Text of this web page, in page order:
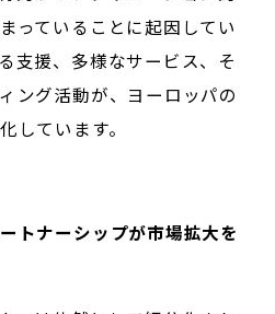
っていることに起因してい
支援、多様なサービス、そ
ング活動が、ヨーロッパの
しています。
トナーシップが市場拡大を